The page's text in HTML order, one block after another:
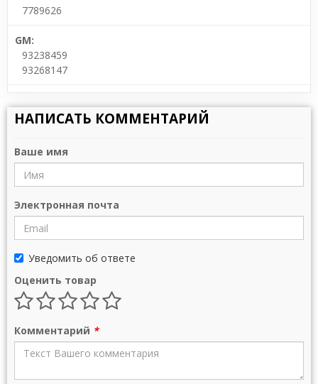
7789626
GM:
93238459
93268147
НАПИСАТЬ КОММЕНТАРИЙ
Ваше имя
Электронная почта
Уведомить об ответе
Оценить товар
Комментарий *